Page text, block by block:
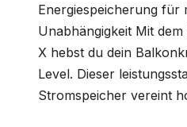
Energiespeicherung für
Unabhängigkeit Mit
X hebst du dein
Level. Dieser
Stromspeicher vereint